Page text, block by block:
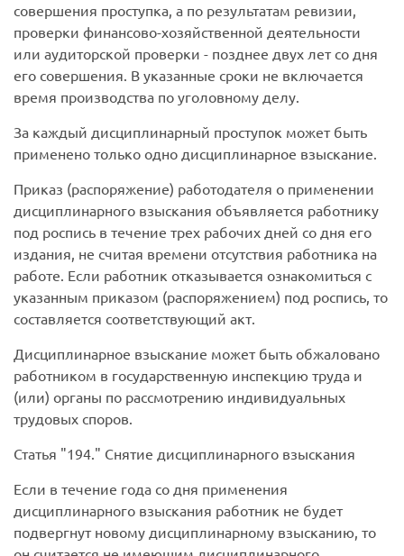
совершения проступка, а по результатам ревизии,
проверки финансово-хозяйственной деятельности
или аудиторской проверки - позднее двух лет со дня
его совершения. В указанные сроки не включается
время производства по уголовному делу.
За каждый дисциплинарный проступок может быть
применено только одно дисциплинарное взыскание.
Приказ (распоряжение) работодателя о применении
дисциплинарного взыскания объявляется работнику
под роспись в течение трех рабочих дней со дня его
издания, не считая времени отсутствия работника на
работе. Если работник отказывается ознакомиться с
указанным приказом (распоряжением) под роспись, то
составляется соответствующий акт.
Дисциплинарное взыскание может быть обжаловано
работником в государственную инспекцию труда и
(или) органы по рассмотрению индивидуальных
трудовых споров.
Статья
194.
Снятие дисциплинарного взыскания
Если в течение года со дня применения
дисциплинарного взыскания работник не будет
подвергнут новому дисциплинарному взысканию, то